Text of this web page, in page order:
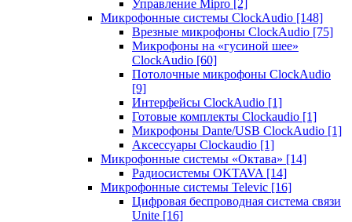
Управление Mipro [2]
Микрофонные системы ClockAudio [148]
Врезные микрофоны ClockAudio [75]
Микрофоны на «гусиной шее»
ClockAudio [60]
Потолочные микрофоны ClockAudio
[9]
Интерфейсы ClockAudio [1]
Готовые комплекты Clockaudio [1]
Микрофоны Dante/USB ClockAudio [1]
Аксессуары Clockaudio [1]
Микрофонные системы «Октава» [14]
Радиосистемы OKTAVA [14]
Микрофонные системы Televic [16]
Цифровая беспроводная система связи
Unite [16]